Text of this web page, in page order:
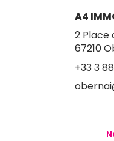
A4
2 Place
67210
+33 3